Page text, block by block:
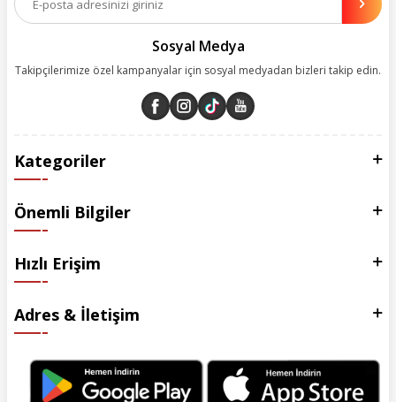
esas alarak yürütüyoruz.
Sosyal Medya
Takipçilerimize özel kampanyalar için sosyal medyadan bizleri takip edin.
Kategoriler
Önemli Bilgiler
Hızlı Erişim
Adres & İletişim